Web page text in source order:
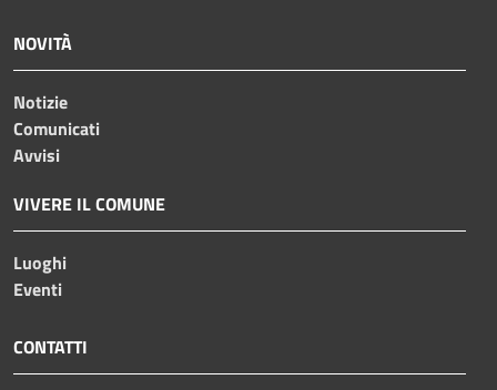
NOVITÀ
Notizie
Comunicati
Avvisi
VIVERE IL COMUNE
Luoghi
Eventi
CONTATTI